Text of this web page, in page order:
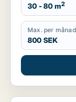
30 - 80 m2
Max. per månad
800 SEK